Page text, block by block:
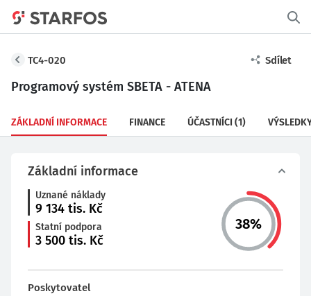
TC4-020 Sdílet
Programový systém SBETA - ATENA
ZÁKLADNÍ INFORMACE FINANCE ÚČASTNÍCI (1)
Základní informace
Uznané náklady
9 134 tis. Kč
Statní podpora
3 500 tis. Kč
38%
Poskytovatel